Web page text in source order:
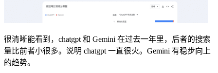
很清晰能看到，chatgpt 和 Gemini 在过去一年里，后者的搜索
量比前者小很多。说明 chatgpt 一直很火。Gemini 有稳步向上
的趋势。